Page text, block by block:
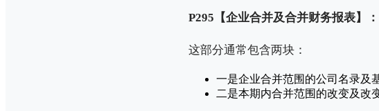
P295【企业合并及合并财务报表】：
这部分通常包含两块：
一是企业合并范围的公司名录及
二是本期内合并范围的改变及改